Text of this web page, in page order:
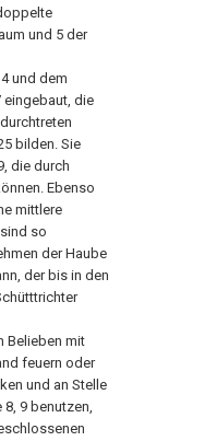
und 5 der
und dem
eingebaut, die
bilden. Sie
die durch
Ebenso
mittlere
so
der Haube
der bis in den
Belieben mit
feuern oder
und an Stelle
9 benutzen,